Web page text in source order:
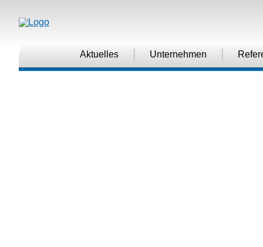
Aktuelles | Unternehmen |